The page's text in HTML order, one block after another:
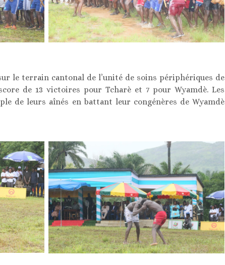
le terrain cantonal de l’unité de soins périphériques de
de 13 victoires pour Tcharè et 7 pour Wyamdè. Les
de leurs aînés en battant leur congénères de Wyamdè